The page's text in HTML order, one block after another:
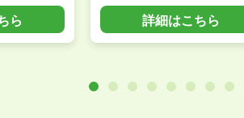
ら 詳細はこちら